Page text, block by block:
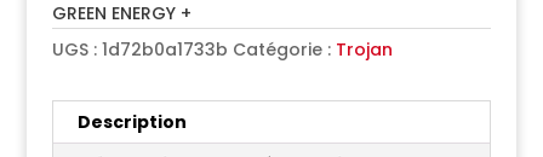
GREEN ENERGY +
UGS : 1d72b0a1733b Catégorie : Trojan
Description